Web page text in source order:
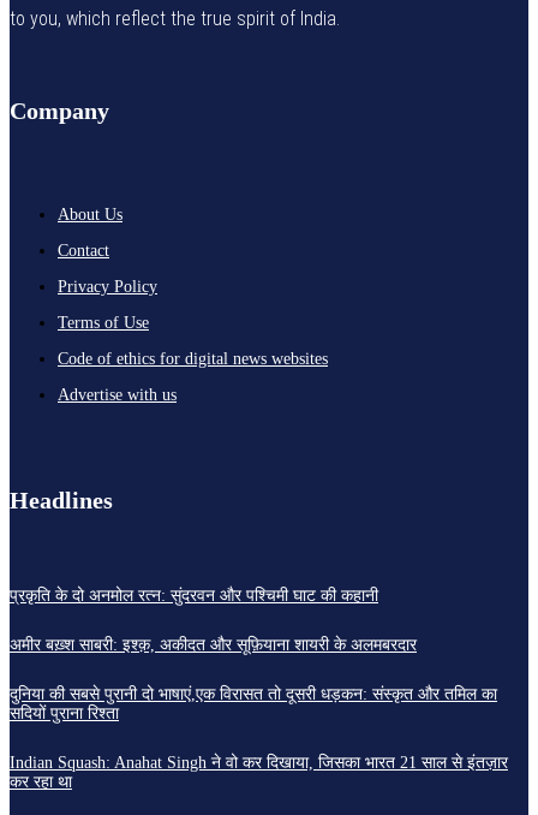
to you, which reflect the true spirit of India.
Company
About Us
Contact
Privacy Policy
Terms of Use
Code of ethics for digital news websites
Advertise with us
Headlines
प्रकृति के दो अनमोल रत्न: सुंदरवन और पश्चिमी घाट की कहानी
अमीर बख़्श साबरी: इश्क़, अकीदत और सूफ़ियाना शायरी के अलमबरदार
दुनिया की सबसे पुरानी दो भाषाएं,एक विरासत तो दूसरी धड़कन: संस्कृत और तमिल का
सदियों पुराना रिश्ता
Indian Squash: Anahat Singh ने वो कर दिखाया, जिसका भारत 21 साल से इंतज़ार
कर रहा था